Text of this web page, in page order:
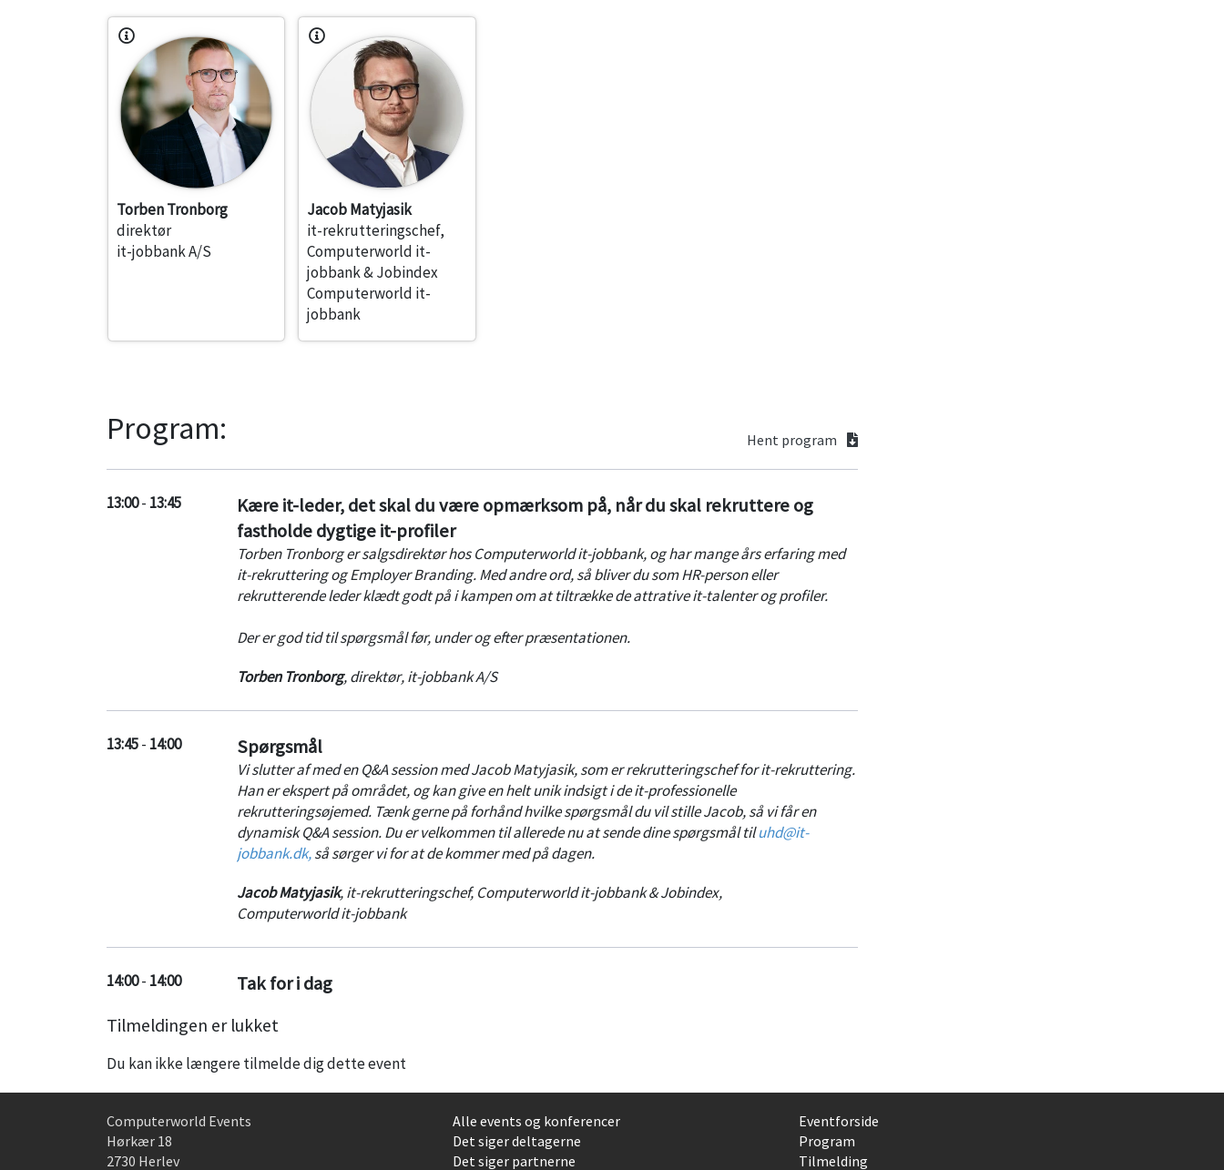
Torben Tronborg
direktør
it-jobbank A/S
Jacob Matyjasik
it-rekrutteringschef,
Computerworld it-
jobbank & Jobindex
Computerworld it-
jobbank
Program: Hent program
13:00- 13:45
Kære it-leder, det skal du være opmærksom på, når du skal rekruttere og
fastholde dygtige it-profiler
Torben Tronborg er salgsdirektør hos Computerworld it-jobbank, og har mange års erfaring med
it-rekruttering og Employer Branding. Med andre ord, så bliver du som HR-person eller
rekrutterende leder klædt godt på i kampen om at tiltrække de attrative it-talenter og profiler.
Der er god tid til spørgsmål før, under og efter præsentationen.
Torben Tronborg,direktør,it-jobbank A/S
13:45- 14:00 Spørgsmål
Vi slutter af med en Q&A session med Jacob Matyjasik, som er rekrutteringschef for it-rekruttering.
Han er ekspert på området, og kan give en helt unik indsigt i de it-professionelle
rekrutteringsøjemed. Tænk gerne på forhånd hvilke spørgsmål du vil stille Jacob, så vi får en
dynamisk Q&A session. Du er velkommen til allerede nu at sende dine spørgsmål tiluhd@it-
jobbank.dk,så sørger vi for at de kommer med på dagen.
Jacob Matyjasik,it-rekrutteringschef, Computerworld it-jobbank & Jobindex,
Computerworld it-jobbank
14:00- 14:00 Tak for i dag
Tilmeldingen er lukket
Du kan ikke længere tilmelde dig dette event
Computerworld Events
Hørkær 18
2730 Herlev
Alle events og konferencer
Det siger deltagerne
Det siger partnerne
Eventforside
Program
Tilmelding